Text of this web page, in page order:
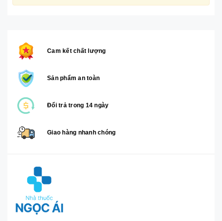
Cam kết chất lượng
Sản phẩm an toàn
Đổi trả trong 14 ngày
Giao hàng nhanh chóng